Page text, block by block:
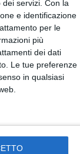
servizi. Con la
e identificazione
per le
più
dei dati
Le tue preferenze
in qualsiasi